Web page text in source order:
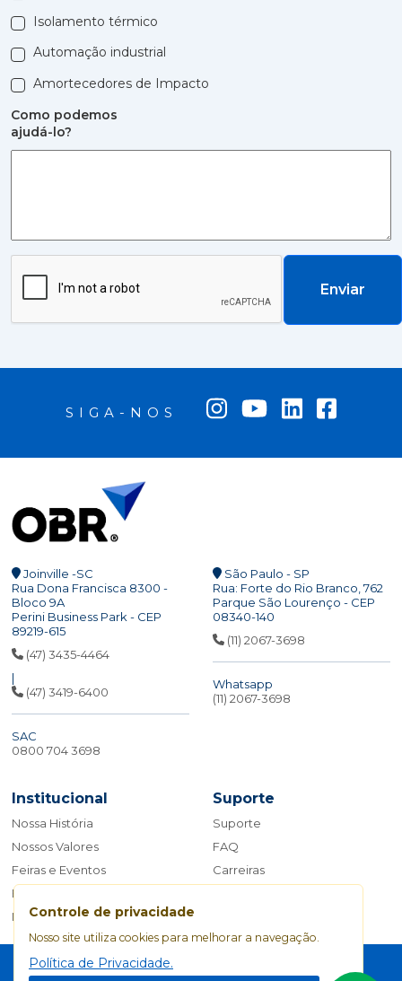
Isolamento térmico
Automação industrial
Amortecedores de Impacto
Como podemos
ajudá-lo?
Enviar
SIGA-NOS
Joinville -SC
Rua Dona Francisca 8300 -
Bloco 9A
Perini Business Park - CEP
89219-615
(47) 3435-4464
|
(47) 3419-6400
SAC
0800 704 3698
São Paulo - SP
Rua: Forte do Rio Branco, 762
Parque São Lourenço - CEP
08340-140
(11) 2067-3698
Whatsapp
(11) 2067-3698
Institucional
Nossa História
Nossos Valores
Feiras e Eventos
Blog
Manual da Marca
Suporte
Suporte
FAQ
Carreiras
Política de Privacidade
Controle de privacidade
Nosso site utiliza cookies para melhorar a navegação.
Política de Privacidade.